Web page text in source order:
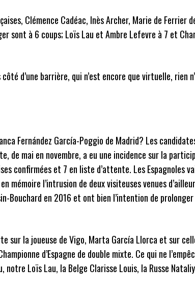
Clémence Cadéac, Inès Archer, Marie de Ferrier
sont à 6 coups; Loïs Lau et Ambre Lefevre à 7 et
d’une barrière, qui n’est encore que virtuelle, rien
Fernández García-Poggio de Madrid? Les
de mai en novembre, a eu une incidence sur la
confirmées et 7 en liste d’attente. Les Espagnoles
mémoire l’intrusion de deux visiteuses venues
Bouchard en 2016 et ont bien l’intention de
sur la joueuse de Vigo, Marta García Llorca et sur
d’Espagne de double mixte. Ce qui ne
Loïs Lau, la Belge Clarisse Louis, la Russe